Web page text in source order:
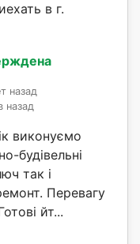
в г.
назад
назад
виконуємо
будівельні
так і
Перевагу
йт...